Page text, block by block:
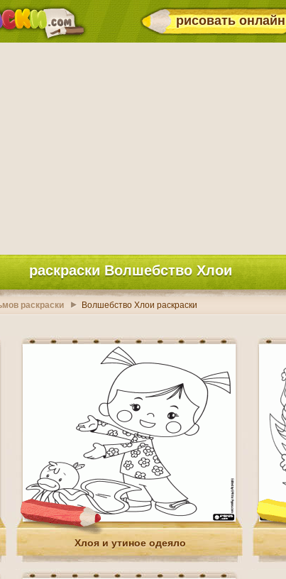
рисовать онлайн
раскраски Волшебство Хлои
раскраски Волшебство Хлои раскраски
Хлоя и утиное одеяло